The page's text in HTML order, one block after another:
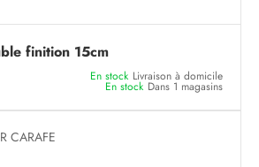
finition 15cm
En stock Livraison à domicile
En stock Dans 1 magasins